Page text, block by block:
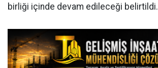
birliği içinde devam edileceği belirtildi.